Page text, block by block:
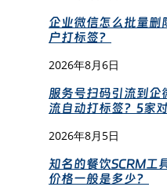
企业微信怎么批量删
户打标签？
2026年8月6日
服务号扫码引流到企
流自动打标签？5家
2026年8月5日
知名的餐饮SCRM工
价格一般是多少？